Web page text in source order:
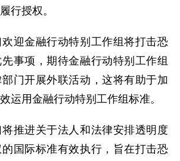
行授权。
金融行动特别工作组将打击恐
事项，期待金融行动特别工作组
门开展外联活动，这将有助于加
运用金融行动特别工作组标准。
进关于法人和法律安排透明度
国际标准有效执行，旨在打击恐